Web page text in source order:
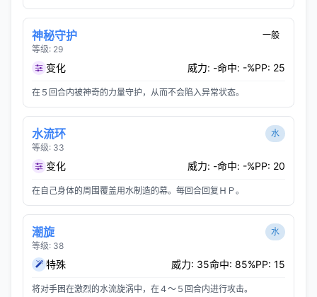
神秘守护
等级: 29
一般
变化 威力: -命中: -%PP: 25
在５回合内被神奇的力量守护，从而不会陷入异常状态。
水流环
等级: 33
水
变化 威力: -命中: -%PP: 20
在自己身体的周围覆盖用水制造的幕。每回合回复ＨＰ。
潮旋
等级: 38
水
特殊 威力: 35命中: 85%PP: 15
将对手困在激烈的水流旋涡中，在４～５回合内进行攻击。